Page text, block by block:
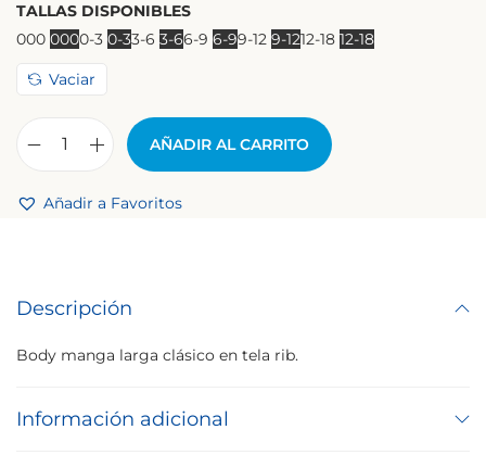
TALLAS DISPONIBLES
000 0000-3 0-33-6 3-66-9 6-99-12 9-1212-18 12-18
Vaciar
AÑADIR AL CARRITO
Añadir a Favoritos
Descripción
Body manga larga clásico en tela rib.
Información adicional